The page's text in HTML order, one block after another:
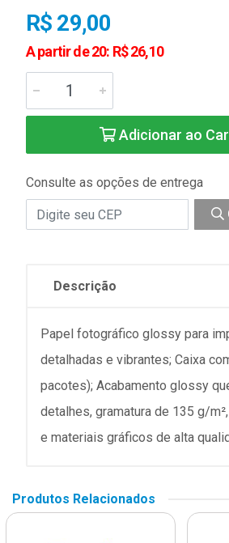
R$ 29,00
A partir de 20: R$ 26,10
Adicionar ao
Consulte as opções de entrega
Descrição
Papel fotográfico glossy para
detalhadas e vibrantes; Caixa
pacotes); Acabamento glossy
detalhes, gramatura de 135 g/
e materiais gráficos de alta
Produtos Relacionados